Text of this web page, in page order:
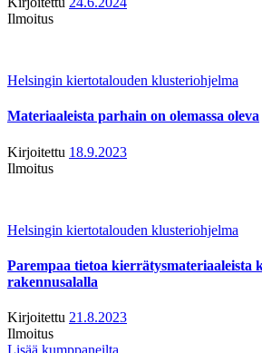
Ilmoitus
Helsingin kiertotalouden klusteriohjelma
Materiaaleista parhain on olemassa oleva
Kirjoitettu 18.9.2023
Ilmoitus
Helsingin kiertotalouden klusteriohjelma
Parempaa tietoa kierrätysmateriaaleista
rakennusalalla
Kirjoitettu 21.8.2023
Ilmoitus